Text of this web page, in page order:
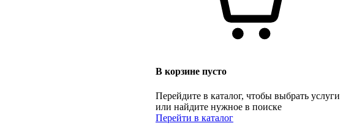
В корзине пусто
Перейдите в каталог, чтобы выбрать услуги
или найдите нужное в поиске
Перейти в каталог